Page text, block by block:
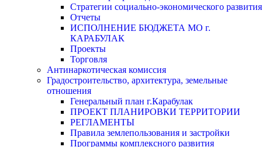
Стратегии социально-экономического развития
Отчеты
ИСПОЛНЕНИЕ БЮДЖЕТА МО г.
КАРАБУЛАК
Проекты
Торговля
Антинаркотическая комиссия
Градостроительство, архитектура, земельные
отношения
Генеральный план г.Карабулак
ПРОЕКТ ПЛАНИРОВКИ ТЕРРИТОРИИ
РЕГЛАМЕНТЫ
Правила землепользования и застройки
Программы комплексного развития